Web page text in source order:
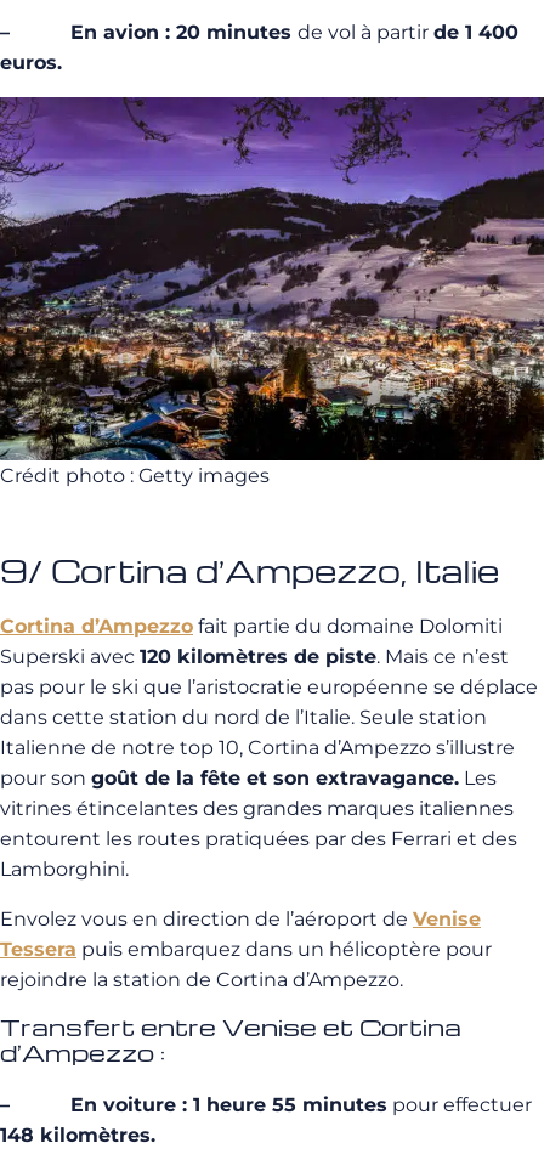
– En avion : 20 minutes de vol à partir de 1 400
euros.
Crédit photo : Getty images
9/ Cortina d’Ampezzo, Italie
Cortina d’Ampezzo fait partie du domaine Dolomiti
Superski avec 120 kilomètres de piste. Mais ce n’est
pas pour le ski que l’aristocratie européenne se déplace
dans cette station du nord de l’Italie. Seule station
Italienne de notre top 10, Cortina d’Ampezzo s’illustre
pour son goût de la fête et son extravagance. Les
vitrines étincelantes des grandes marques italiennes
entourent les routes pratiquées par des Ferrari et des
Lamborghini.
Envolez vous en direction de l’aéroport de Venise
Tessera puis embarquez dans un hélicoptère pour
rejoindre la station de Cortina d’Ampezzo.
Transfert entre Venise et Cortina
d’Ampezzo :
– En voiture : 1 heure 55 minutes pour effectuer
148 kilomètres.